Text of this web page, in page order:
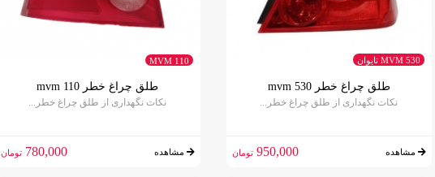
MVM 530 تایوان
طلق چراغ خطر mvm 530
نکات نگهداری از طلق چراغ خطر...
مشاهده 950,000 تومان
MVM 110
طلق چراغ خطر mvm 110
نکات نگهداری از طلق چراغ خطر...
مشاهده 780,000 تومان